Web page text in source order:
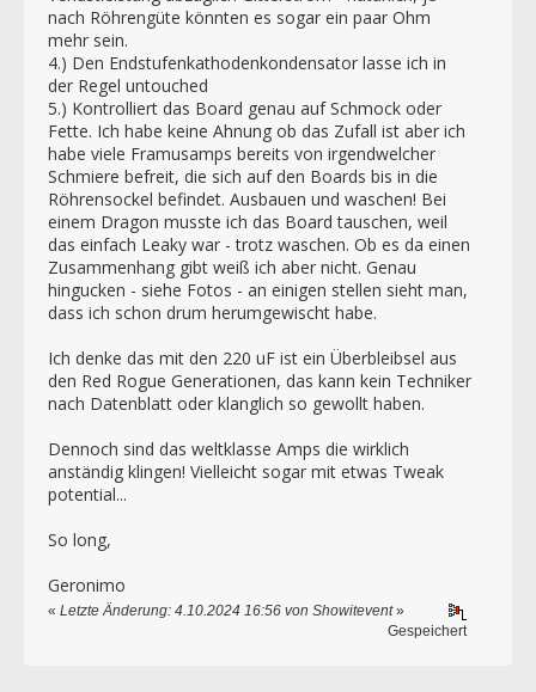
nach Röhrengüte könnten es sogar ein paar Ohm
mehr sein.
4.) Den Endstufenkathodenkondensator lasse ich in
der Regel untouched
5.) Kontrolliert das Board genau auf Schmock oder
Fette. Ich habe keine Ahnung ob das Zufall ist aber ich
habe viele Framusamps bereits von irgendwelcher
Schmiere befreit, die sich auf den Boards bis in die
Röhrensockel befindet. Ausbauen und waschen! Bei
einem Dragon musste ich das Board tauschen, weil
das einfach Leaky war - trotz waschen. Ob es da einen
Zusammenhang gibt weiß ich aber nicht. Genau
hingucken - siehe Fotos - an einigen stellen sieht man,
dass ich schon drum herumgewischt habe.
Ich denke das mit den 220 uF ist ein Überbleibsel aus
den Red Rogue Generationen, das kann kein Techniker
nach Datenblatt oder klanglich so gewollt haben.
Dennoch sind das weltklasse Amps die wirklich
anständig klingen! Vielleicht sogar mit etwas Tweak
potential...
So long,
Geronimo
« Letzte Änderung: 4.10.2024 16:56 von Showitevent»
Gespeichert